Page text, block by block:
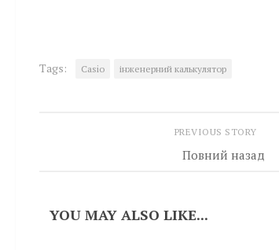
Tags: Casio інженерний калькулятор
PREVIOUS STORY
Повний назад
YOU MAY ALSO LIKE...